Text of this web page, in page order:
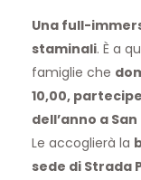
Una full-
staminali. È a
famiglie che
10,00,
dell’anno a
Le accoglierà la
sede di Strada